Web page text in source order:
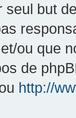
seul but
ou que
de
http://